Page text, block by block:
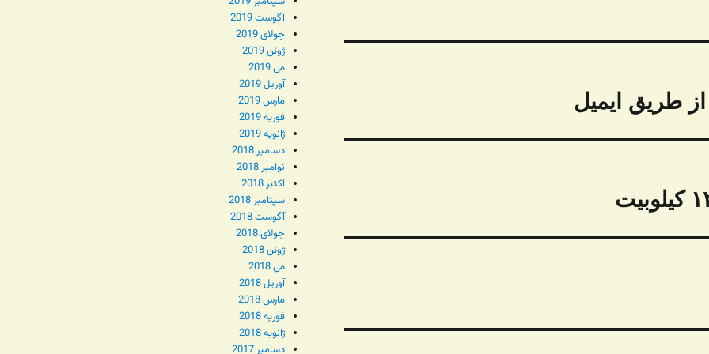
آگوست 2019
جولای 2019
ژوئن 2019
می 2019
آوریل 2019
مارس 2019
فوریه 2019
ژانویه 2019
دسامبر 2018
نوامبر 2018
اکتبر 2018
سپتامبر 2018
آگوست 2018
جولای 2018
ژوئن 2018
می 2018
آوریل 2018
مارس 2018
فوریه 2018
ژانویه 2018
دسامبر 2017